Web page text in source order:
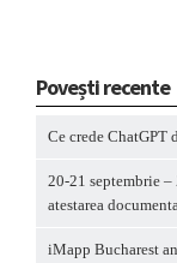
Povești recente
Ce crede ChatGPT
20-21 septembrie
atestarea
iMapp Bucharest